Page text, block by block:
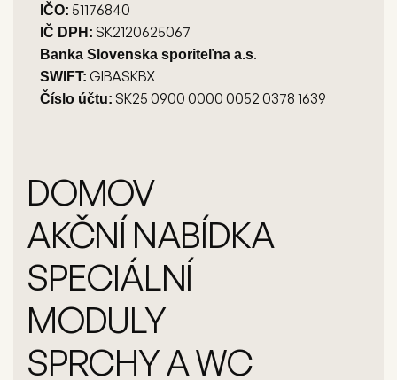
IČO: 51176840
IČ DPH: SK2120625067
Banka Slovenska sporiteľna a.s.
SWIFT: GIBASKBX
Číslo účtu: SK25 0900 0000 0052 0378 1639
DOMOV
AKČNÍ NABÍDKA
SPECIÁLNÍ
MODULY
SPRCHY A WC